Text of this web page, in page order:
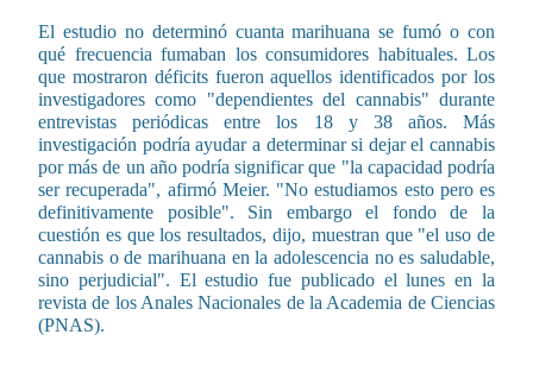
El estudio no determinó cuanta marihuana se fumó o con
qué frecuencia fumaban los consumidores habituales. Los
que mostraron déficits fueron aquellos identificados por los
investigadores como "dependientes del cannabis" durante
entrevistas periódicas entre los 18 y 38 años. Más
investigación podría ayudar a determinar si dejar el cannabis
por más de un año podría significar que "la capacidad podría
ser recuperada", afirmó Meier. "No estudiamos esto pero es
definitivamente posible". Sin embargo el fondo de la
cuestión es que los resultados, dijo, muestran que "el uso de
cannabis o de marihuana en la adolescencia no es saludable,
sino perjudicial". El estudio fue publicado el lunes en la
revista de los Anales Nacionales de la Academia de Ciencias
(PNAS).